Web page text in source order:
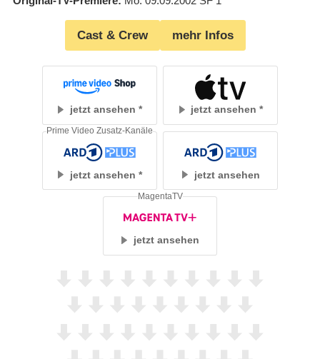
Cast & Crew mehr Infos
jetzt ansehen jetzt ansehen
jetzt ansehen
Prime Video Zusatz-Kanäle
jetzt ansehen
jetzt ansehen
MagentaTV